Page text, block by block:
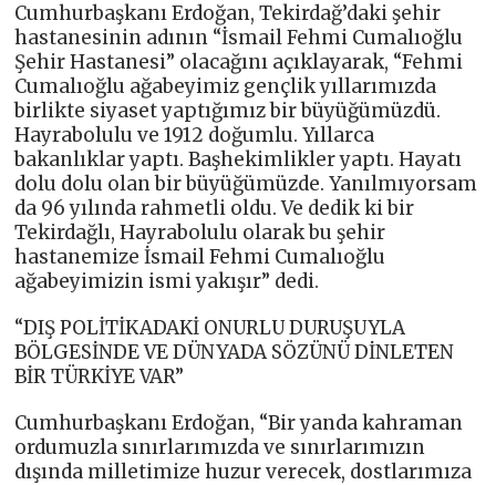
Cumhurbaşkanı Erdoğan, Tekirdağ’daki şehir
hastanesinin adının “İsmail Fehmi Cumalıoğlu
Şehir Hastanesi” olacağını açıklayarak, “Fehmi
Cumalıoğlu ağabeyimiz gençlik yıllarımızda
birlikte siyaset yaptığımız bir büyüğümüzdü.
Hayrabolulu ve 1912 doğumlu. Yıllarca
bakanlıklar yaptı. Başhekimlikler yaptı. Hayatı
dolu dolu olan bir büyüğümüzde. Yanılmıyorsam
da 96 yılında rahmetli oldu. Ve dedik ki bir
Tekirdağlı, Hayrabolulu olarak bu şehir
hastanemize İsmail Fehmi Cumalıoğlu
ağabeyimizin ismi yakışır” dedi.
“DIŞ POLİTİKADAKİ ONURLU DURUŞUYLA
BÖLGESİNDE VE DÜNYADA SÖZÜNÜ DİNLETEN
BİR TÜRKİYE VAR”
Cumhurbaşkanı Erdoğan, “Bir yanda kahraman
ordumuzla sınırlarımızda ve sınırlarımızın
dışında milletimize huzur verecek, dostlarımıza